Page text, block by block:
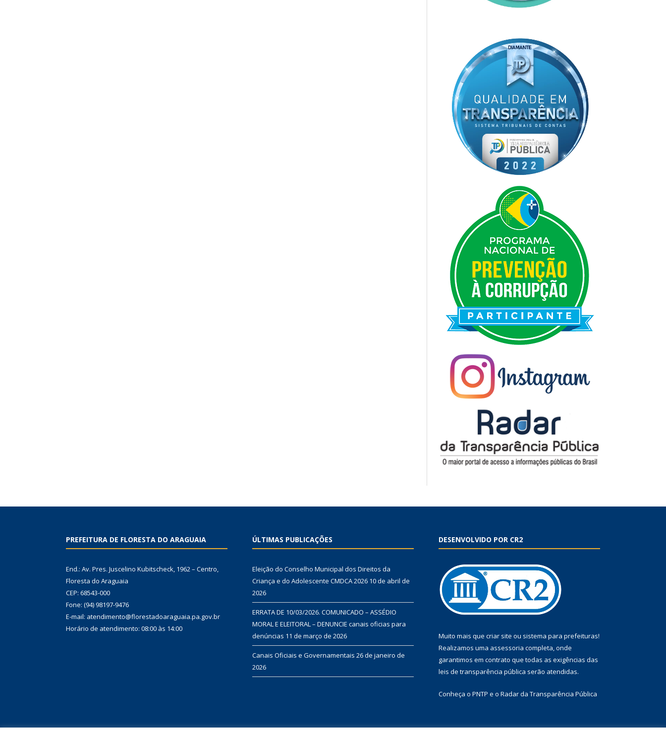
PREFEITURA DE FLORESTA DO ARAGUAIA
End.: Av. Pres. Juscelino Kubitscheck, 1962 – Centro,
Floresta do Araguaia
CEP: 68543-000
Fone: (94) 98197-9476
E-mail: atendimento@florestadoaraguaia.pa.gov.br
Horário de atendimento: 08:00 às 14:00
ÚLTIMAS PUBLICAÇÕES
Eleição do Conselho Municipal dos Direitos da
Criança e do Adolescente CMDCA 2026 10 de abril de
2026
ERRATA DE 10/03/2026. COMUNICADO – ASSÉDIO
MORAL E ELEITORAL – DENUNCIE canais oficias para
denúncias 11 de março de 2026
Canais Oficiais e Governamentais 26 de janeiro de
2026
DESENVOLVIDO POR CR2
Muito mais que criar site ou sistema para prefeituras!
Realizamos uma assessoria completa, onde
garantimos em contrato que todas as exigências das
leis de transparência pública serão atendidas.
Conheça o PNTP e o Radar da Transparência Pública